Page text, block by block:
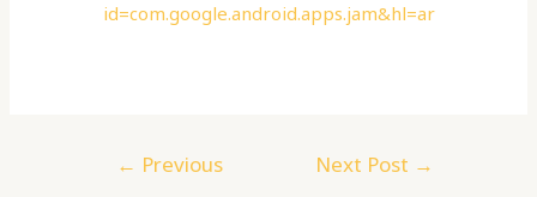
id=com.google.android.apps.jam&hl=ar
← Previous
Next Post →